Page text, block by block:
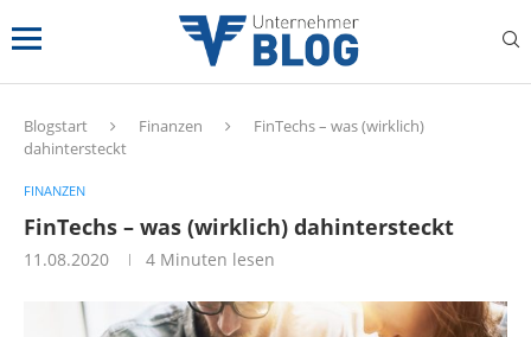
Blogstart Finanzen
FinTechs – was (wirklich)
dahintersteckt
FINANZEN
FinTechs – was (wirklich) dahintersteckt
11.08.2020 4 Minuten lesen